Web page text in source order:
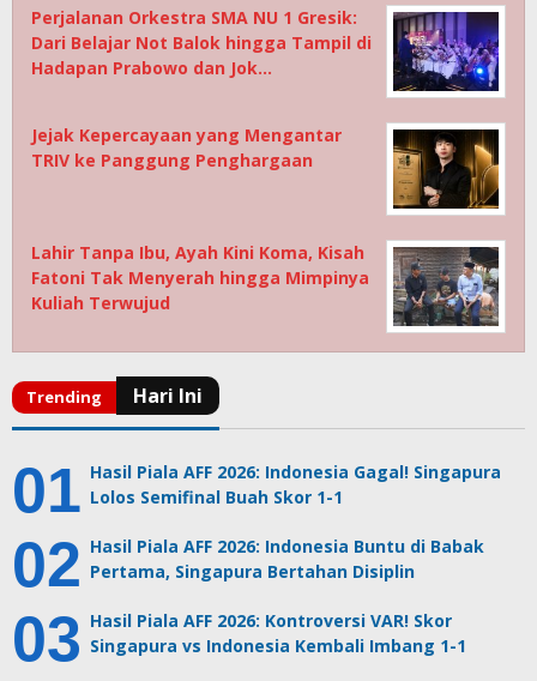
Perjalanan Orkestra SMA NU 1 Gresik:
Dari Belajar Not Balok hingga Tampil di
Hadapan Prabowo dan Jok…
Jejak Kepercayaan yang Mengantar
TRIV ke Panggung Penghargaan
Lahir Tanpa Ibu, Ayah Kini Koma, Kisah
Fatoni Tak Menyerah hingga Mimpinya
Kuliah Terwujud
Hasil Piala AFF 2026: Indonesia Gagal! Singapura
Lolos Semifinal Buah Skor 1-1
Hasil Piala AFF 2026: Indonesia Buntu di Babak
Pertama, Singapura Bertahan Disiplin
Hasil Piala AFF 2026: Kontroversi VAR! Skor
Singapura vs Indonesia Kembali Imbang 1-1